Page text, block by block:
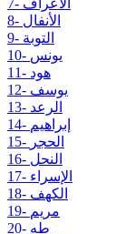
8- الأنفال
9- التوبة
10- يونس
11- هود
12- يوسف
13- الرعد
14- إبراهيم
15- الحجر
16- النحل
17- الإسراء
18- الكهف
19- مريم
20- طه